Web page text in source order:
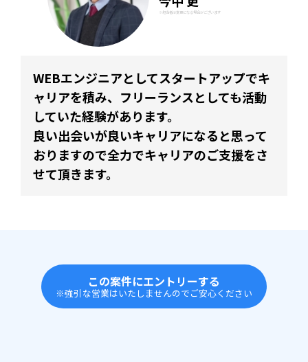
※担当者は変更になる場合がございます
WEBエンジニアとしてスタートアップでキ
ャリアを積み、フリーランスとしても活動
していた経験があります。
良い出会いが良いキャリアになると思って
おりますので全力でキャリアのご支援をさ
せて頂きます。
この案件にエントリーする
※強引な営業はいたしませんのでご安心ください